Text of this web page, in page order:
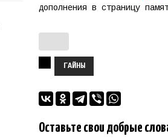
дополнения в страницу
ГАЙНЫ
Оставьте свои добрые